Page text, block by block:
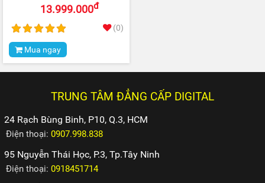
13.999.000đ
(0)
Mua ngay
TRUNG TÂM ĐẲNG CẤP DIGITAL
24 Rạch Bùng Binh, P10, Q.3, HCM
Điện thoại:0907.998.838
95 Nguyễn Thái Học, P.3, Tp.Tây Ninh
Điện thoại:0918451714